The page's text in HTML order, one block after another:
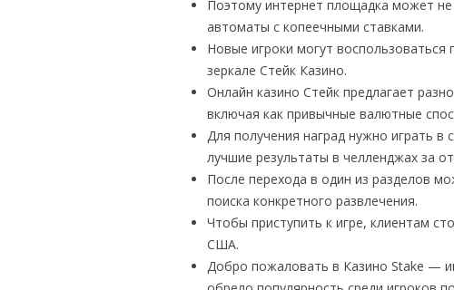
Поэтому интернет площадка может
автоматы с копеечными ставками.
Новые игроки могут
зеркале Стейк Казино.
Онлайн казино Стейк предлагает
включая как привычные валютные
Для получения наград нужно играть в
лучшие результаты в челленджах за
После перехода в один из разделов
поиска конкретного развлечения.
Чтобы приступить к игре, клиентам
США.
Добро пожаловать в Казино Stake —